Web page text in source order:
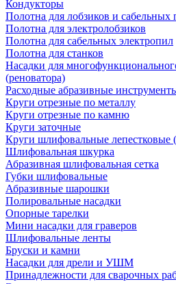
Кондукторы
Полотна для лобзиков и сабельных
Полотна для электролобзиков
Полотна для сабельных электропил
Полотна для станков
Насадки для
(реноватора)
Расходные абразивные
Круги отрезные по металлу
Круги отрезные по камню
Круги заточные
Круги шлифовальные
Шлифовальная шкурка
Абразивная шлифовальная сетка
Губки шлифовальные
Абразивные шарошки
Полировальные насадки
Опорные тарелки
Мини насадки для граверов
Шлифовальные ленты
Бруски и камни
Насадки для дрели и УШМ
Принадлежности для сварочных